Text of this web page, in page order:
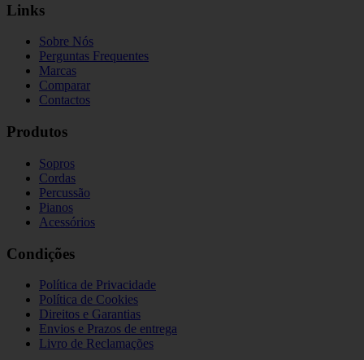
Links
Sobre Nós
Perguntas Frequentes
Marcas
Comparar
Contactos
Produtos
Sopros
Cordas
Percussão
Pianos
Acessórios
Condições
Política de Privacidade
Política de Cookies
Direitos e Garantias
Envios e Prazos de entrega
Livro de Reclamações